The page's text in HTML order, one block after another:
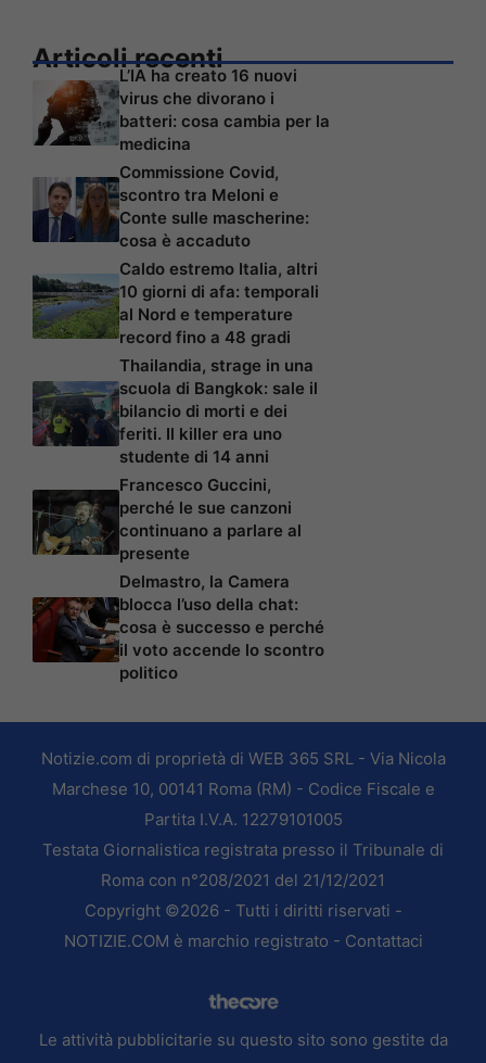
Articoli recenti
L’IA ha creato 16 nuovi
virus che divorano i
batteri: cosa cambia per la
medicina
Commissione Covid,
scontro tra Meloni e
Conte sulle mascherine:
cosa è accaduto
Caldo estremo Italia, altri
10 giorni di afa: temporali
al Nord e temperature
record fino a 48 gradi
Thailandia, strage in una
scuola di Bangkok: sale il
bilancio di morti e dei
feriti. Il killer era uno
studente di 14 anni
Francesco Guccini,
perché le sue canzoni
continuano a parlare al
presente
Delmastro, la Camera
blocca l’uso della chat:
cosa è successo e perché
il voto accende lo scontro
politico
Notizie.com di proprietà di WEB 365 SRL - Via Nicola
Marchese 10, 00141 Roma (RM) - Codice Fiscale e
Partita I.V.A. 12279101005
Testata Giornalistica registrata presso il Tribunale di
Roma con n°208/2021 del 21/12/2021
Copyright ©2026 - Tutti i diritti riservati -
NOTIZIE.COM è marchio registrato - Contattaci
Le attività pubblicitarie su questo sito sono gestite da